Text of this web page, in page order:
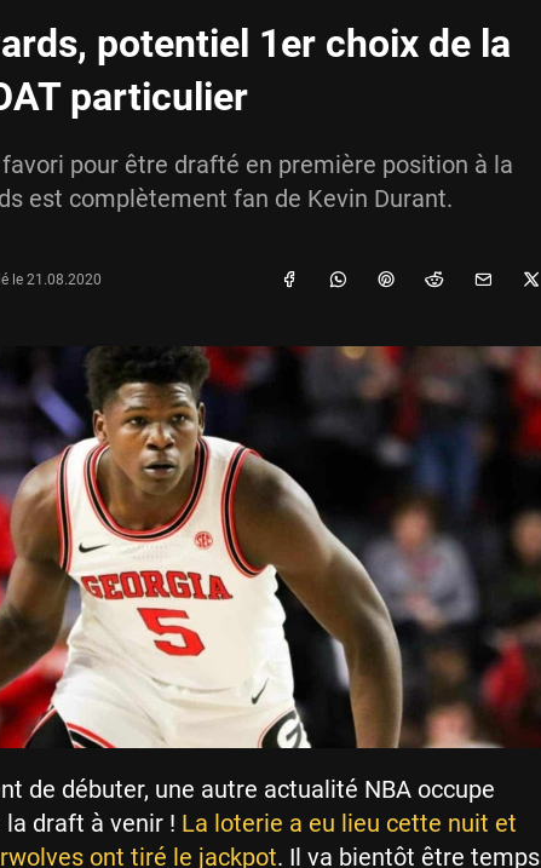
potentiel 1er choix de la
particulier
pour être drafté en première position à la
est complètement fan de Kevin Durant.
le 21.08.2020
de débuter, une autre actualité NBA occupe
la draft à venir ! La loterie a eu lieu cette nuit et
ont tiré le jackpot. Il va bientôt être temps